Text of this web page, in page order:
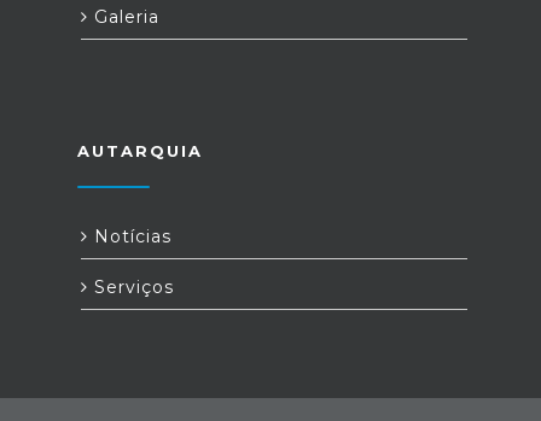
Galeria
AUTARQUIA
Notícias
Serviços